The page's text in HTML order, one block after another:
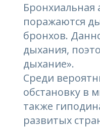
Бронхиальная
поражаются
бронхов.
дыхания,
дыхание».
Среди
обстановку в
также
развитых